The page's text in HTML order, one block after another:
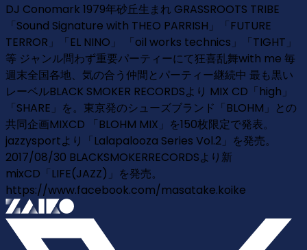
DJ Conomark 1979年砂丘生まれ GRASSROOTS TRIBE
「Sound Signature with THEO PARRISH」「FUTURE
TERROR」「EL NINO」 「oil works technics」「TIGHT」
等 ジャンル問わず重要パーティーにて狂喜乱舞with me 毎
週末全国各地、気の合う仲間とパーティー継続中 最も黒い
レーベルBLACK SMOKER RECORDSより MIX CD「high」
「SHARE」を。東京発のシューズブランド「BLOHM」との
共同企画MIXCD 「BLOHM MIX」を150枚限定で発表。
jazzysportより「Lalapalooza Series Vol.2」を発売。
2017/08/30 BLACKSMOKERRECORDSより新
mixCD「LIFE(JAZZ)」を発売。
https://www.facebook.com/masatake.koike